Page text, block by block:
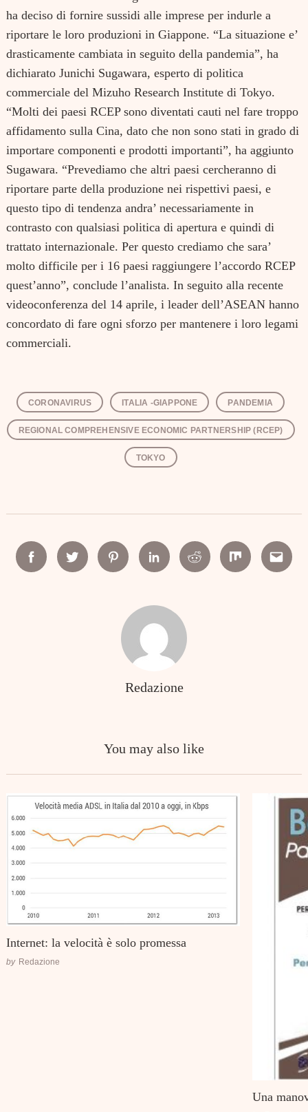
ha deciso di fornire sussidi alle imprese per indurle a
riportare le loro produzioni in Giappone. “La situazione e’
drasticamente cambiata in seguito della pandemia”, ha
dichiarato Junichi Sugawara, esperto di politica
commerciale del Mizuho Research Institute di Tokyo.
“Molti dei paesi RCEP sono diventati cauti nel fare troppo
affidamento sulla Cina, dato che non sono stati in grado di
importare componenti e prodotti importanti”, ha aggiunto
Sugawara. “Prevediamo che altri paesi cercheranno di
riportare parte della produzione nei rispettivi paesi, e
questo tipo di tendenza andra’ necessariamente in
contrasto con qualsiasi politica di apertura e quindi di
trattato internazionale. Per questo crediamo che sara’
molto difficile per i 16 paesi raggiungere l’accordo RCEP
quest’anno”, conclude l’analista. In seguito alla recente
videoconferenza del 14 aprile, i leader dell’ASEAN hanno
concordato di fare ogni sforzo per mantenere i loro legami
commerciali.
CORONAVIRUS ITALIA -GIAPPONE PANDEMIA
REGIONAL COMPREHENSIVE ECONOMIC PARTNERSHIP (RCEP)
TOKYO
FacebookTwitter PinterestLinkedinReddit Mix Email
Redazione
You may also like
Internet: la velocità è solo promessa
by Redazione
Una